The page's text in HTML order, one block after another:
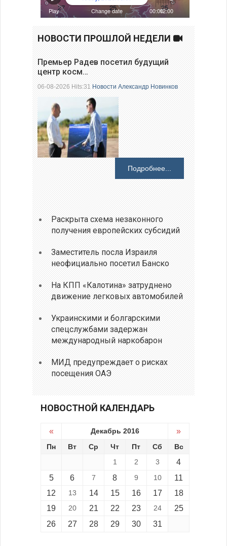
НОВОСТИ ПРОШЛОЙ НЕДЕЛИ
Премьер Радев посетил будущий
центр косм…
06-08-2026 Hits:31Новости Александр Новинков
Подробнее...
Раскрыта схема незаконного
получения европейских субсидий
Заместитель посла Израиля
неофициально посетил Банско
На КПП «Калотина» затруднено
движение легковых автомобилей
Украинскими и болгарскими
спецслужбами задержан
международный наркобарон
МИД предупреждает о рисках
посещения ОАЭ
НОВОСТНОЙ КАЛЕНДАРЬ
« Декабрь 2016 »
Пн Вт Ср Чт Пт Сб
Вс
1
2 3
4
5
6 7 8 9 10
11
12
13 14 15 16 17
18
19
20 21 22 23 24
25
26
27 28 29 30 31